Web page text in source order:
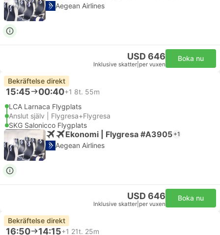
Aegean Airlines
USD 646
Inklusive skatter per vuxen
Boka nu
Bekräftelse direkt
15:45 00:40+1 8t. 55m
LCA Larnaca Flygplats
Anslut själv | Flygresa+Flygresa
SKG Salonicco Flygplats
Ekonomi | Flygresa #A3905 +1
Aegean Airlines
USD 646
Inklusive skatter per vuxen
Boka nu
Bekräftelse direkt
16:50 14:15+1 21t. 25m